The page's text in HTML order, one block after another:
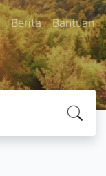
Berita Bantuan